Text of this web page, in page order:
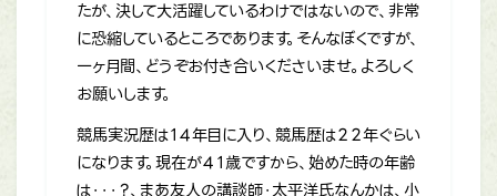
たが、決して大活躍しているわけではないので、非常
に恐縮しているところであります。そんなぼくですが、
一ヶ月間、どうぞお付き合いくださいませ。よろしく
お願いします。
競馬実況歴は１４年目に入り、競馬歴は２２年ぐらい
になります。現在が４１歳ですから、始めた時の年齢
は・・・？、まあ友人の講談師・太平洋氏なんかは、小